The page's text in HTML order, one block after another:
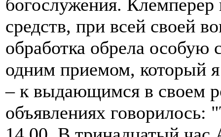
богослужения. Клемперер
средств, при всей своей
обработка обрела особую
одним приемом, который
– к выдающимся в своем
объявлениях говорилось: